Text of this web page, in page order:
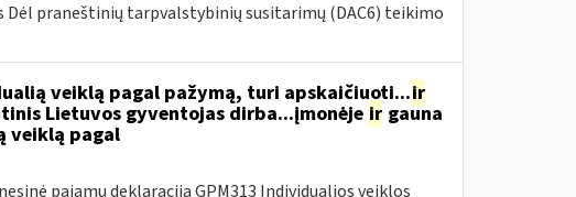
Dėl praneštinių tarpvalstybinių susitarimų (DAC6) teikimo
veiklą pagal pažymą, turi apskaičiuoti...ir
Lietuvos gyventojas dirba...įmonėje irgauna
veiklą pagal
pajamų deklaracija GPM313 Individualios veiklos